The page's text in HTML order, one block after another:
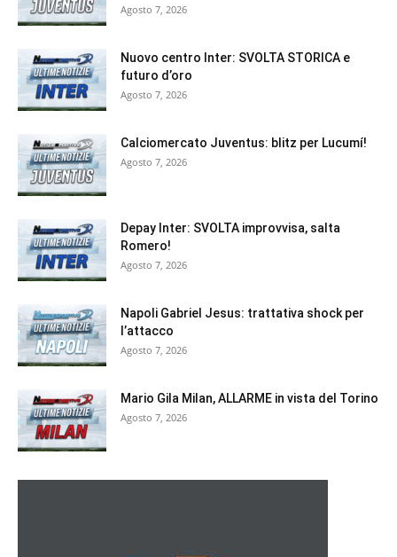
Agosto 7, 2026
Nuovo centro Inter: SVOLTA STORICA e
futuro d’oro
Agosto 7, 2026
Calciomercato Juventus: blitz per Lucumí!
Agosto 7, 2026
Depay Inter: SVOLTA improvvisa, salta
Romero!
Agosto 7, 2026
Napoli Gabriel Jesus: trattativa shock per
l’attacco
Agosto 7, 2026
Mario Gila Milan, ALLARME in vista del Torino
Agosto 7, 2026